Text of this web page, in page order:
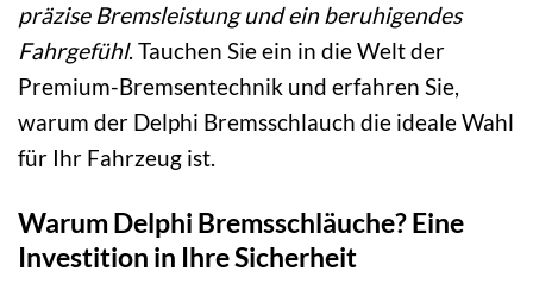
präzise Bremsleistung und ein beruhigendes
Fahrgefühl. Tauchen Sie ein in die Welt der
Premium-Bremsentechnik und erfahren Sie,
warum der Delphi Bremsschlauch die ideale Wahl
für Ihr Fahrzeug ist.
Warum Delphi Bremsschläuche? Eine
Investition in Ihre Sicherheit